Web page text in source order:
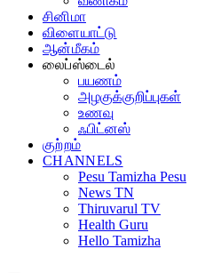
சினிமா
விளையாட்டு
ஆன்மீகம்
லைப்ஸ்டைல்
பயணம்
அழகுக்குறிப்புகள்
உணவு
ஃபிட்னஸ்
குற்றம்
CHANNELS
Pesu Tamizha Pesu
News TN
Thiruvarul TV
Health Guru
Hello Tamizha